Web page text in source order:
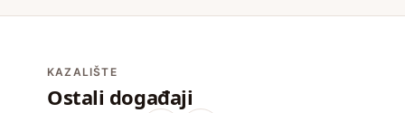
KAZALIŠTE
Ostali događaji